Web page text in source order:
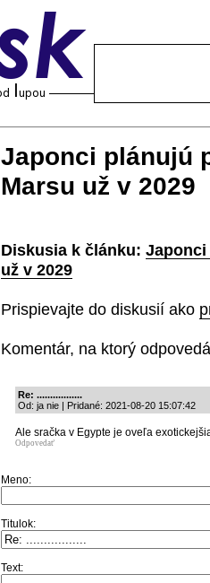
Japonci plánujú
Marsu už v 2029
Diskusia k článku:
už v 2029
Prispievajte do diskusií ako
Komentár, na ktorý
Re: .................
Od: ja nie | Pridané: 2021-08-20 15:07:42
Ale sračka v Egypte je oveľa
Odpovedať
Meno:
Titulok:
Text: